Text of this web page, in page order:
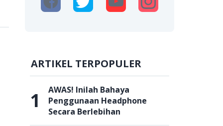
ARTIKEL TERPOPULER
1
AWAS! Inilah Bahaya
Penggunaan Headphone
Secara Berlebihan